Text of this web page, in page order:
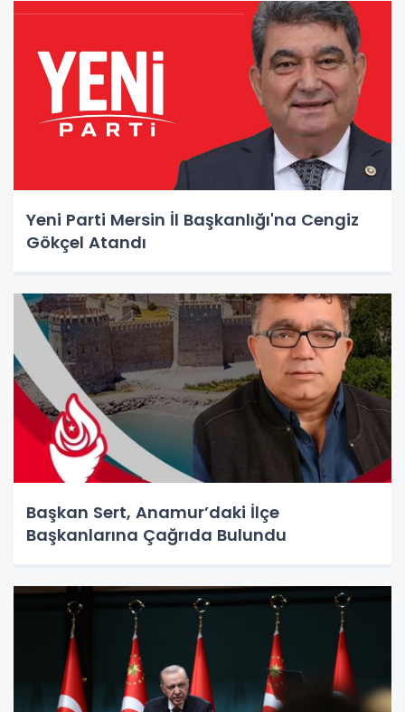
Yeni Parti Mersin İl Başkanlığı'na Cengiz
Gökçel Atandı
Başkan Sert, Anamur’daki İlçe
Başkanlarına Çağrıda Bulundu